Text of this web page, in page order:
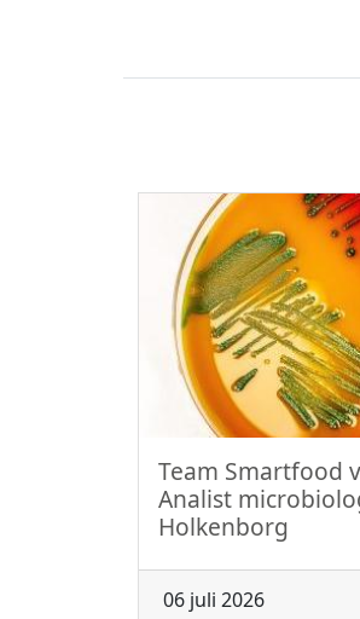
Team Smartfood
Analist
Holkenborg
06 juli 2026